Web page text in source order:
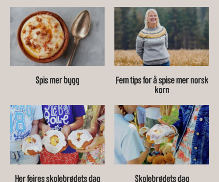
Spis mer bygg
Fem tips for å spise mer norsk
korn
Her feires skolebrødets dag Skolebrødets dag